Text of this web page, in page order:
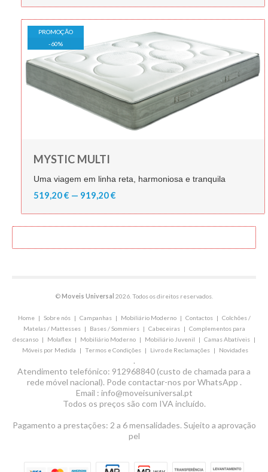
PROMOÇÃO
-60%
MYSTIC MULTI
Uma viagem em linha reta, harmoniosa e tranquila
519,20 € — 919,20 €
© Moveis Universal 2026. Todos os direitos reservados.
Home| Sobre nós| Campanhas| Mobiliário Moderno| Contactos| Colchões /
Matelas / Mattesses| Bases / Sommiers| Cabeceiras| Complementos para
descanso | Molaflex | Mobiliário Moderno | Mobiliário Juvenil | Camas Abatíveis |
Móveis por Medida | Termos e Condições | Livro de Reclamações | Novidades
.
Atendimento telefónico: 912968840 (custo de chamada para a
rede móvel nacional). Pode contactar-nos por WhatsApp .
Email : info@moveisuniversal.pt
Todos os preços são com IVA incluído.
Pagamento a prestações: 2 a 6 mensalidades. Sujeito a aprovação
pel